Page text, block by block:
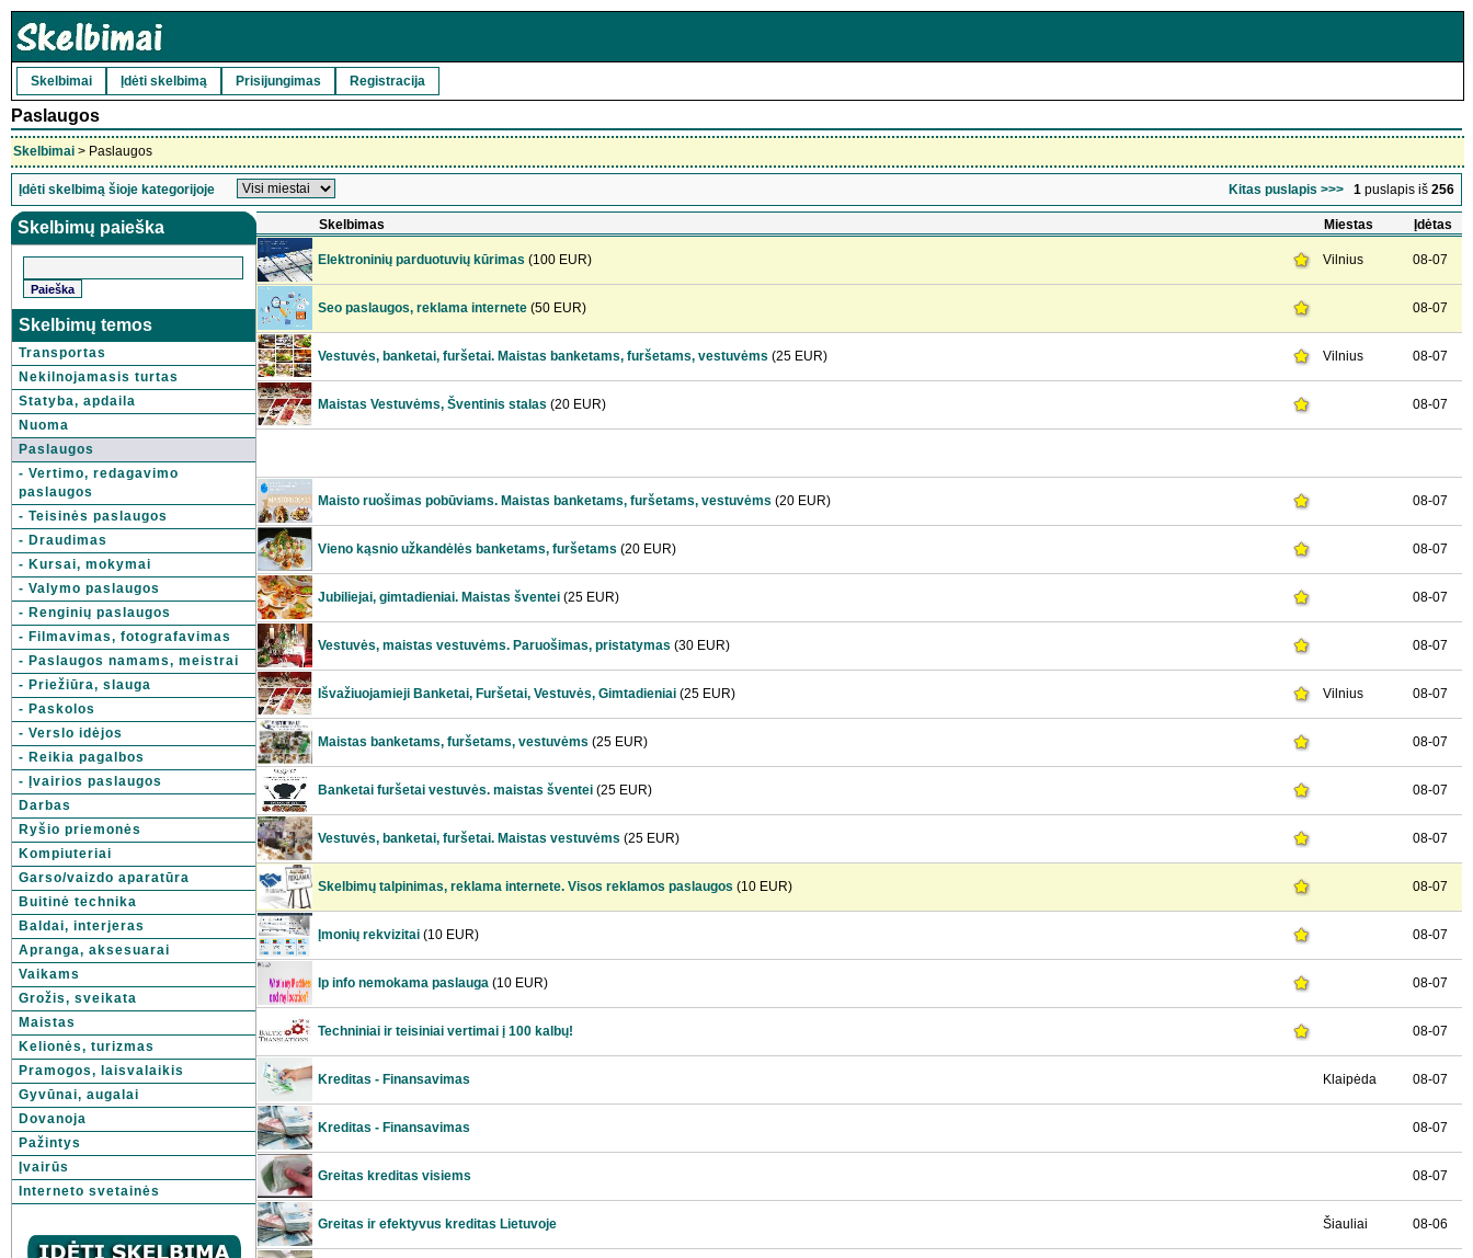
Skelbimai Įdėti skelbimą Prisijungimas Registracija
Paslaugos
Skelbimai > Paslaugos
Įdėti skelbimą šioje kategorijoje Kitas puslapis >>> 1 puslapis iš 256
Skelbimų paieška
Skelbimų temos
Transportas
Nekilnojamasis turtas
Statyba, apdaila
Nuoma
Paslaugos
- Vertimo, redagavimo
paslaugos
- Teisinės paslaugos
- Draudimas
- Kursai, mokymai
- Valymo paslaugos
- Renginių paslaugos
- Filmavimas, fotografavimas
- Paslaugos namams, meistrai
- Priežiūra, slauga
- Paskolos
- Verslo idėjos
- Reikia pagalbos
- Įvairios paslaugos
Darbas
Ryšio priemonės
Kompiuteriai
Garso/vaizdo aparatūra
Buitinė technika
Baldai, interjeras
Apranga, aksesuarai
Vaikams
Grožis, sveikata
Maistas
Kelionės, turizmas
Pramogos, laisvalaikis
Gyvūnai, augalai
Dovanoja
Pažintys
Įvairūs
Interneto svetainės
Skelbimas Miestas Įdėtas
Elektroninių parduotuvių kūrimas (100 EUR) Vilnius 08-07
Seo paslaugos, reklama internete (50 EUR) 08-07
Vestuvės, banketai, furšetai. Maistas banketams, furšetams, vestuvėms (25 EUR) Vilnius 08-07
Maistas Vestuvėms, Šventinis stalas (20 EUR) 08-07
Maisto ruošimas pobūviams. Maistas banketams, furšetams, vestuvėms (20 EUR) 08-07
Vieno kąsnio užkandėlės banketams, furšetams (20 EUR) 08-07
Jubiliejai, gimtadieniai. Maistas šventei (25 EUR) 08-07
Vestuvės, maistas vestuvėms. Paruošimas, pristatymas (30 EUR) 08-07
Išvažiuojamieji Banketai‎, Furšetai, Vestuvės, Gimtadieniai (25 EUR) Vilnius 08-07
Maistas banketams, furšetams, vestuvėms (25 EUR) 08-07
Banketai furšetai vestuvės. maistas šventei (25 EUR) 08-07
Vestuvės, banketai, furšetai. Maistas vestuvėms (25 EUR) 08-07
Skelbimų talpinimas, reklama internete. Visos reklamos paslaugos (10 EUR) 08-07
Įmonių rekvizitai (10 EUR) 08-07
Ip info nemokama paslauga (10 EUR) 08-07
Techniniai ir teisiniai vertimai į 100 kalbų! 08-07
Kreditas - Finansavimas Klaipėda 08-07
Kreditas - Finansavimas 08-07
Greitas kreditas visiems 08-07
Greitas ir efektyvus kreditas Lietuvoje Šiauliai 08-06